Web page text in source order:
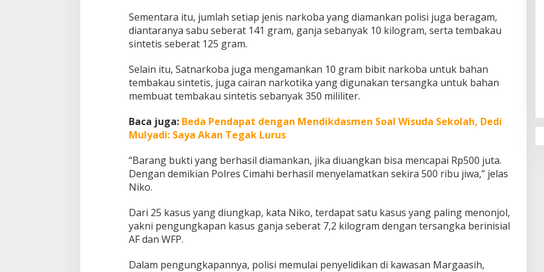
Sementara itu, jumlah setiap jenis narkoba yang diamankan polisi juga beragam,
diantaranya sabu seberat 141 gram, ganja sebanyak 10 kilogram, serta tembakau
sintetis seberat 125 gram.
Selain itu, Satnarkoba juga mengamankan 10 gram bibit narkoba untuk bahan
tembakau sintetis, juga cairan narkotika yang digunakan tersangka untuk bahan
membuat tembakau sintetis sebanyak 350 mililiter.
Baca juga: Beda Pendapat dengan Mendikdasmen Soal Wisuda Sekolah, Dedi
Mulyadi: Saya Akan Tegak Lurus
“Barang bukti yang berhasil diamankan, jika diuangkan bisa mencapai Rp500 juta.
Dengan demikian Polres Cimahi berhasil menyelamatkan sekira 500 ribu jiwa,” jelas
Niko.
Dari 25 kasus yang diungkap, kata Niko, terdapat satu kasus yang paling menonjol,
yakni pengungkapan kasus ganja seberat 7,2 kilogram dengan tersangka berinisial
AF dan WFP.
Dalam pengungkapannya, polisi memulai penyelidikan di kawasan Margaasih,
Penguatan Pendidikan Agama dan
Karakter Sekolah Nur Al Rahman
Bikin Sekolah di Malaysia Tertarik